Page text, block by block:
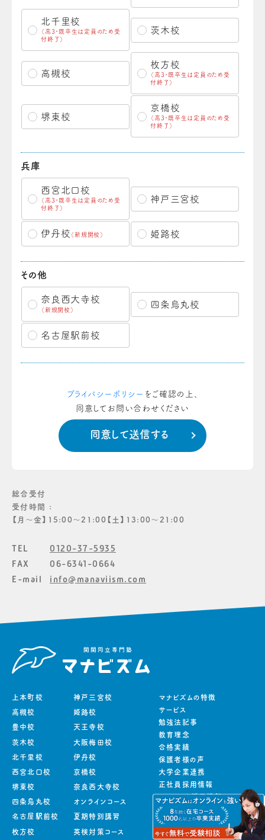
北千里校
（高3・既卒生は定員のため受
付終了）
茨木校
高槻校
枚方校
（高3・既卒生は定員のため受
付終了）
堺東校
京橋校
（高3・既卒生は定員のため受
付終了）
兵庫
西宮北口校
（高3・既卒生は定員のため受
付終了）
神戸三宮校
伊丹校 （新規開校） 姫路校
その他
奈良西大寺校
（新規開校）
四条烏丸校
名古屋駅前校
プライバシーポリシー をご確認の上、
同意してお問い合わせください
総合受付
受付時間 :
【月〜金】15:00〜21:00【土】13:00〜21:00
TEL
0120-37-5935
FAX
06-6341-0664
E-mail
info@manaviism.com
上本町校
高槻校
豊中校
茨木校
北千里校
西宮北口校
堺東校
四条烏丸校
名古屋駅前校
枚方校
神戸三宮校
姫路校
天王寺校
大阪梅田校
伊丹校
京橋校
奈良西大寺校
オンラインコース
夏期特別講習
英検対策コース
マナビズムの特徴
サービス
勉強法記事
教育理念
合格実績
保護者様の声
大学企業連携
正社員採用情報
アルバイト採用情報
お知らせ
よくあるご質問
保護者様向けページ